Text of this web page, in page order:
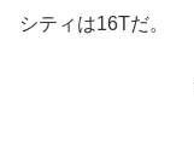
シティは16Tだ。